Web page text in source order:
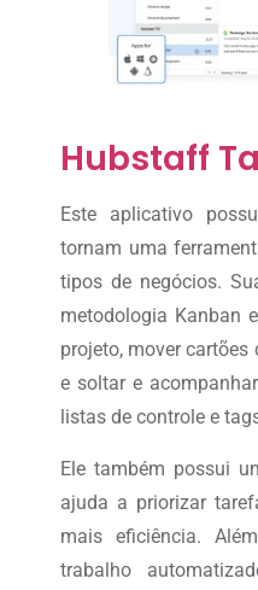
Hubstaff
Este aplicativo
tornam uma
tipos de negócios.
metodologia Kanban
projeto, mover
e soltar e
listas de controle e
Ele também possui
ajuda a priorizar
mais eficiência.
trabalho